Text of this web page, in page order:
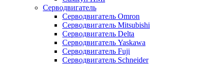
Серводвигатель
Серводвигатель Omron
Серводвигатель Mitsubishi
Серводвигатель Delta
Серводвигатель Yaskawa
Серводвигатель Fuji
Серводвигатель Schneider